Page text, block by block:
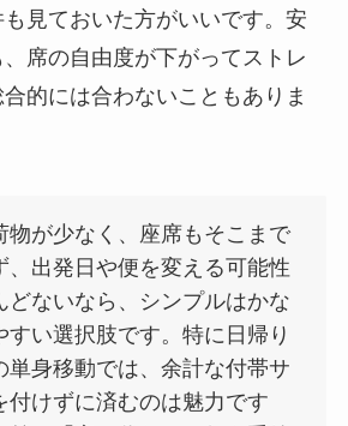
見ておいた方がいいです。安
席の自由度が下がってストレ
的には合わないこともありま
物が少なく、座席もそこまで
、出発日や便を変える可能性
どないなら、シンプルはかな
すい選択肢です。特に日帰り
単身移動では、余計な付帯サ
付けずに済むのは魅力です